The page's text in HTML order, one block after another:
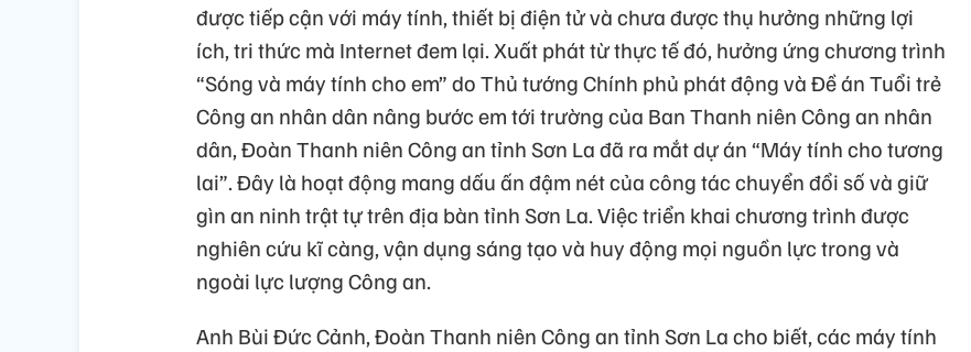
được tiếp cận với máy tính, thiết bị điện tử và chưa được thụ hưởng những lợi
ích, tri thức mà Internet đem lại. Xuất phát từ thực tế đó, hưởng ứng chương trình
“Sóng và máy tính cho em” do Thủ tướng Chính phủ phát động và Đề án Tuổi trẻ
Công an nhân dân nâng bước em tới trường của Ban Thanh niên Công an nhân
dân, Đoàn Thanh niên Công an tỉnh Sơn La đã ra mắt dự án “Máy tính cho tương
lai”. Đây là hoạt động mang dấu ấn đậm nét của công tác chuyển đổi số và giữ
gìn an ninh trật tự trên địa bàn tỉnh Sơn La. Việc triển khai chương trình được
nghiên cứu kĩ càng, vận dụng sáng tạo và huy động mọi nguồn lực trong và
ngoài lực lượng Công an.
Anh Bùi Đức Cảnh, Đoàn Thanh niên Công an tỉnh Sơn La cho biết, các máy tính